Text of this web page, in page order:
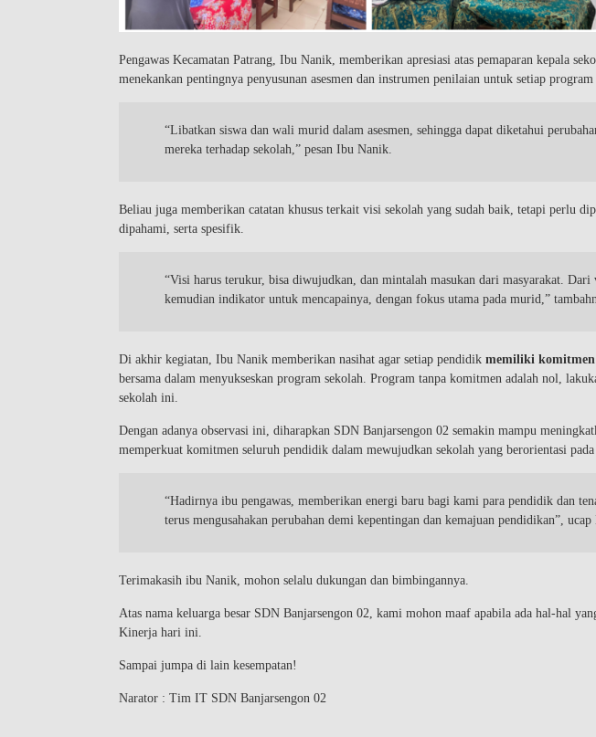
Pengawas Kecamatan Patrang, Ibu Nanik, memberikan apresiasi atas pemaparan kepala
menekankan pentingnya penyusunan asesmen dan instrumen penilaian untuk setiap
“Libatkan siswa dan wali murid dalam asesmen, sehingga dapat diketahui
mereka terhadap sekolah,” pesan Ibu Nanik.
Beliau juga memberikan catatan khusus terkait visi sekolah yang sudah baik, tetapi perlu
dipahami, serta spesifik.
“Visi harus terukur, bisa diwujudkan, dan mintalah masukan dari masyarakat.
kemudian indikator untuk mencapainya, dengan fokus utama pada murid,”
Di akhir kegiatan, Ibu Nanik memberikan nasihat agar setiap pendidik memiliki
bersama dalam menyukseskan program sekolah. Program tanpa komitmen adalah nol,
sekolah ini.
Dengan adanya observasi ini, diharapkan SDN Banjarsengon 02 semakin mampu
memperkuat komitmen seluruh pendidik dalam mewujudkan sekolah yang berorientasi pada
“Hadirnya ibu pengawas, memberikan energi baru bagi kami para pendidik dan
terus mengusahakan perubahan demi kepentingan dan kemajuan pendidikan”, ucap
Terimakasih ibu Nanik, mohon selalu dukungan dan bimbingannya.
Atas nama keluarga besar SDN Banjarsengon 02, kami mohon maaf apabila ada hal-hal
Kinerja hari ini.
Sampai jumpa di lain kesempatan!
Narator : Tim IT SDN Banjarsengon 02